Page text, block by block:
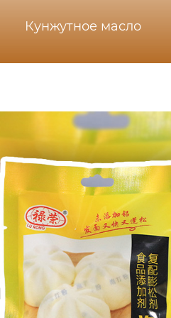
Кунжутное масло